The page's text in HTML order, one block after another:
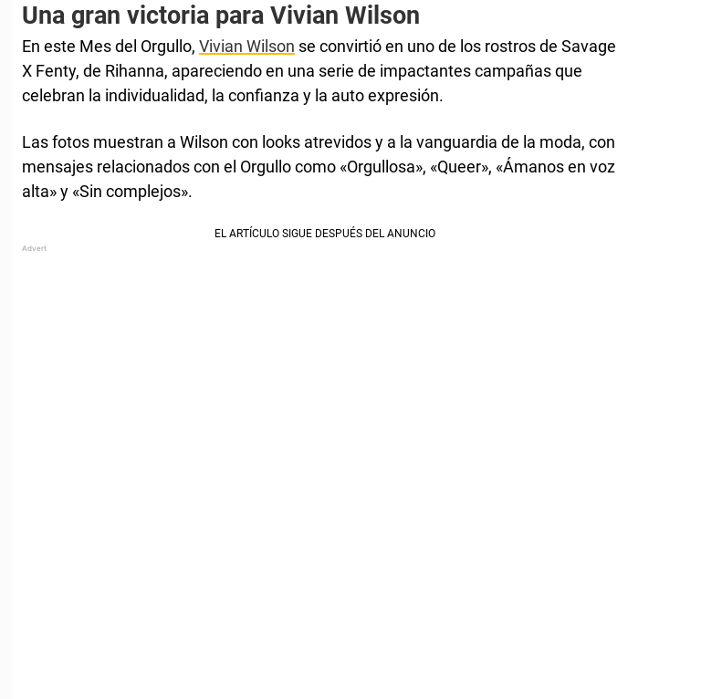
Una gran victoria para Vivian Wilson
En este Mes del Orgullo, Vivian Wilson se convirtió en uno de los rostros de Savage
X Fenty, de Rihanna, apareciendo en una serie de impactantes campañas que
celebran la individualidad, la confianza y la auto expresión.
Las fotos muestran a Wilson con looks atrevidos y a la vanguardia de la moda, con
mensajes relacionados con el Orgullo como «Orgullosa», «Queer», «Ámanos en voz
alta» y «Sin complejos».